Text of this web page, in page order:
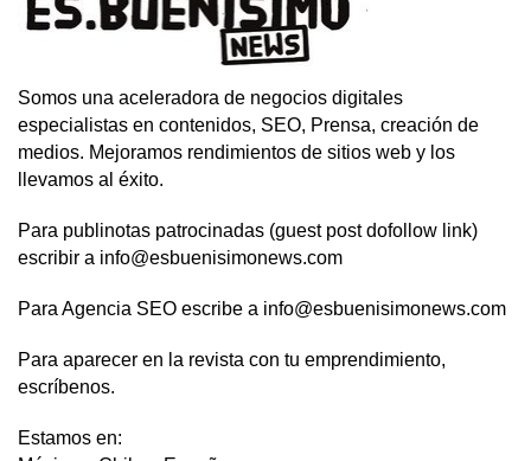
Somos una aceleradora de negocios digitales
especialistas en contenidos, SEO, Prensa, creación de
medios. Mejoramos rendimientos de sitios web y los
llevamos al éxito.
Para publinotas patrocinadas (guest post dofollow link)
escribir a info@esbuenisimonews.com
Para Agencia SEO escribe a info@esbuenisimonews.com
Para aparecer en la revista con tu emprendimiento,
escríbenos.
Estamos en: